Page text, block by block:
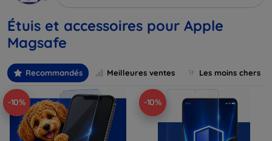
Étuis et accessoires pour Apple
Magsafe
Recommandés Meilleures ventes Les moins chers
-10% -10%